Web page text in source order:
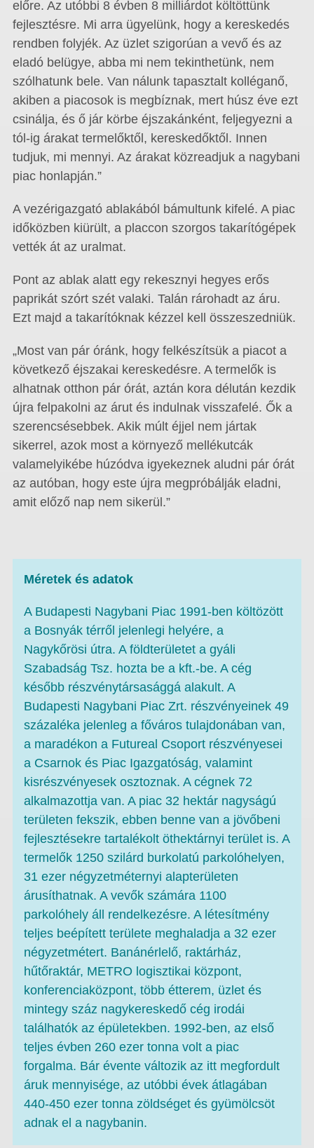
előre. Az utóbbi 8 évben 8 milliárdot költöttünk
fejlesztésre. Mi arra ügyelünk, hogy a kereskedés
rendben folyjék. Az üzlet szigorúan a vevő és az
eladó belügye, abba mi nem tekinthetünk, nem
szólhatunk bele. Van nálunk tapasztalt kolléganő,
akiben a piacosok is megbíznak, mert húsz éve ezt
csinálja, és ő jár körbe éjszakánként, feljegyezni a
tól-ig árakat termelőktől, kereskedőktől. Innen
tudjuk, mi mennyi. Az árakat közreadjuk a nagybani
piac honlapján.”
A vezérigazgató ablakából bámultunk kifelé. A piac
időközben kiürült, a placcon szorgos takarítógépek
vették át az uralmat.
Pont az ablak alatt egy rekesznyi hegyes erős
paprikát szórt szét valaki. Talán rárohadt az áru.
Ezt majd a takarítóknak kézzel kell összeszedniük.
„Most van pár óránk, hogy felkészítsük a piacot a
következő éjszakai kereskedésre. A termelők is
alhatnak otthon pár órát, aztán kora délután kezdik
újra felpakolni az árut és indulnak visszafelé. Ők a
szerencsésebbek. Akik múlt éjjel nem jártak
sikerrel, azok most a környező mellékutcák
valamelyikébe húzódva igyekeznek aludni pár órát
az autóban, hogy este újra megpróbálják eladni,
amit előző nap nem sikerül.”
Méretek és adatok
A Budapesti Nagybani Piac 1991-ben költözött
a Bosnyák térről jelenlegi helyére, a
Nagykőrösi útra. A földterületet a gyáli
Szabadság Tsz. hozta be a kft.-be. A cég
később részvénytársasággá alakult. A
Budapesti Nagybani Piac Zrt. részvényeinek 49
százaléka jelenleg a főváros tulajdonában van,
a maradékon a Futureal Csoport részvényesei
a Csarnok és Piac Igazgatóság, valamint
kisrészvényesek osztoznak. A cégnek 72
alkalmazottja van. A piac 32 hektár nagyságú
területen fekszik, ebben benne van a jövőbeni
fejlesztésekre tartalékolt öthektárnyi terület is. A
termelők 1250 szilárd burkolatú parkolóhelyen,
31 ezer négyzetméternyi alapterületen
árusíthatnak. A vevők számára 1100
parkolóhely áll rendelkezésre. A létesítmény
teljes beépített területe meghaladja a 32 ezer
négyzetmétert. Banánérlelő, raktárház,
hűtőraktár, METRO logisztikai központ,
konferenciaközpont, több étterem, üzlet és
mintegy száz nagykereskedő cég irodái
találhatók az épületekben. 1992-ben, az első
teljes évben 260 ezer tonna volt a piac
forgalma. Bár évente változik az itt megfordult
áruk mennyisége, az utóbbi évek átlagában
440-450 ezer tonna zöldséget és gyümölcsöt
adnak el a nagybanin.